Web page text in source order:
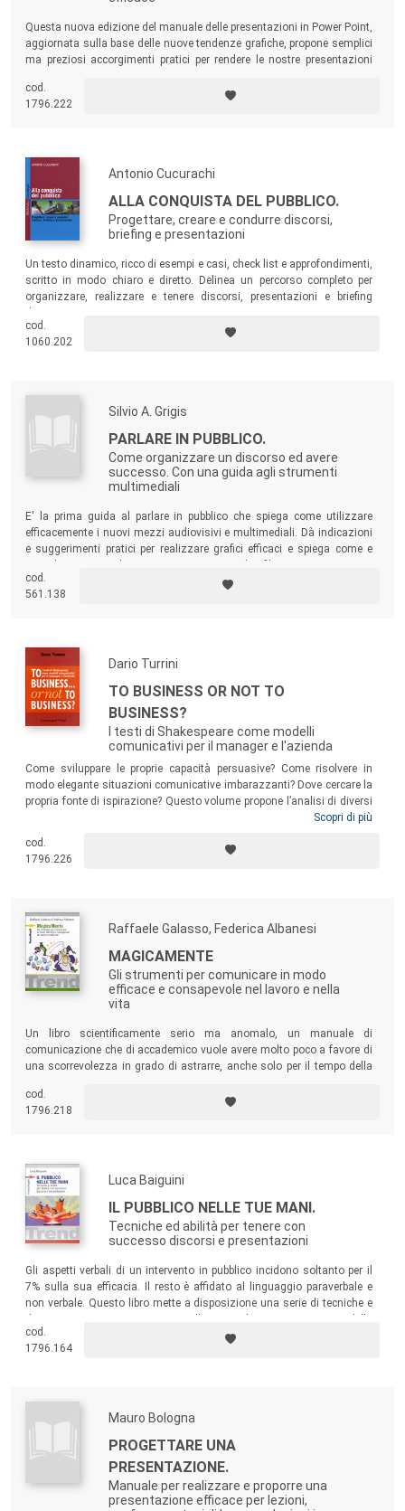
Questa nuova edizione del manuale delle presentazioni in Power Point,
aggiornata sulla base delle nuove tendenze grafiche, propone semplici
ma preziosi accorgimenti pratici per rendere le nostre presentazioni
cod.
1796.222
Antonio Cucurachi
ALLA CONQUISTA DEL PUBBLICO.
Progettare, creare e condurre discorsi,
briefing e presentazioni
Un testo dinamico, ricco di esempi e casi, check list e approfondimenti,
scritto in modo chiaro e diretto. Delinea un percorso completo per
organizzare, realizzare e tenere discorsi, presentazioni e briefing
cod.
1060.202
Silvio A. Grigis
PARLARE IN PUBBLICO.
Come organizzare un discorso ed avere
successo. Con una guida agli strumenti
multimediali
E' la prima guida al parlare in pubblico che spiega come utilizzare
efficacemente i nuovi mezzi audiovisivi e multimediali. Dà indicazioni
e suggerimenti pratici per realizzare grafici efficaci e spiega come e
videocassette, fotocopie e lavagne.
cod.
561.138
Dario Turrini
TO BUSINESS OR NOT TO
BUSINESS?
I testi di Shakespeare come modelli
comunicativi per il manager e l'azienda
Come sviluppare le proprie capacità persuasive? Come risolvere in
modo elegante situazioni comunicative imbarazzanti? Dove cercare la
propria fonte di ispirazione? Questo volume propone l’analisi di diversi
brani shakespeariani che, messi a confronto con le più classiche
tecniche persuasive. Tutti spunti che responsabili della formazione
aziendale, manager e professionisti troveranno utilissimi per
Scopri di più
cod.
1796.226
Raffaele Galasso, Federica Albanesi
MAGICAMENTE
Gli strumenti per comunicare in modo
efficace e consapevole nel lavoro e nella
vita
Un libro scientificamente serio ma anomalo, un manuale di
comunicazione che di accademico vuole avere molto poco a favore di
una scorrevolezza in grado di astrarre, anche solo per il tempo della
comunicativa. Per riservarsi uno spazio solo per sé, sognando un po’,
tornando alla vita di tutti i giorni con un nuovo modo di vedere e vivere
cod.
1796.218
Luca Baiguini
IL PUBBLICO NELLE TUE MANI.
Tecniche ed abilità per tenere con
successo discorsi e presentazioni
Gli aspetti verbali di un intervento in pubblico incidono soltanto per il
7% sulla sua efficacia. Il resto è affidato al linguaggio paraverbale e
non verbale. Questo libro mette a disposizione una serie di tecniche e
tua comunicazione.
cod.
1796.164
Mauro Bologna
PROGETTARE UNA
PRESENTAZIONE.
Manuale per realizzare e proporre una
presentazione efficace per lezioni,